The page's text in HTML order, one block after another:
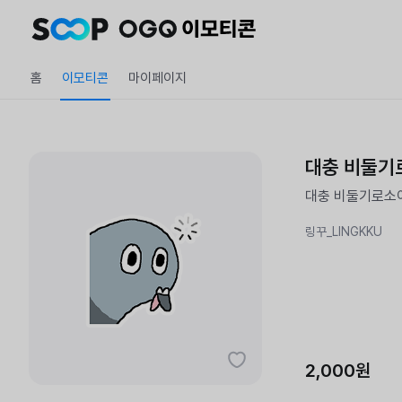
홈 이모티콘 마이페이지
대충 비둘기
대충 비둘기로소
링꾸_LINGKKU
2,000원